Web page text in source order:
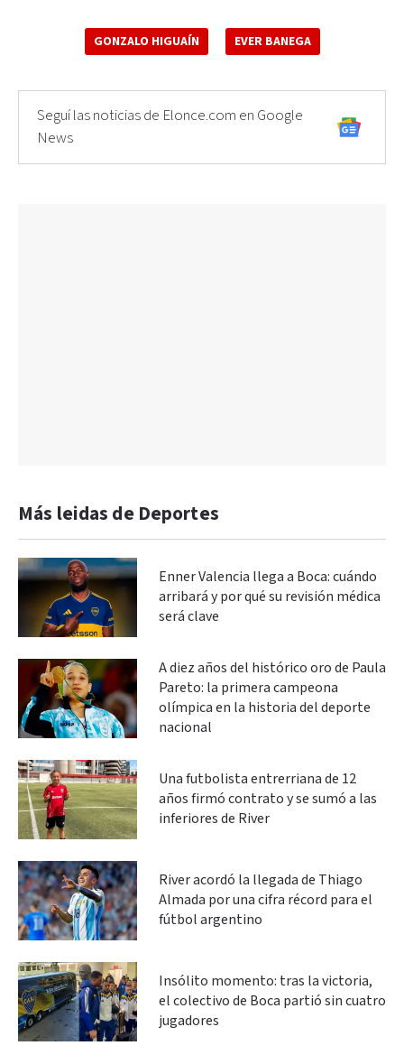
GONZALO HIGUAÍN EVER BANEGA
Seguí las noticias de Elonce.com en Google
News
Más leidas de Deportes
Enner Valencia llega a Boca: cuándo
arribará y por qué su revisión médica
será clave
A diez años del histórico oro de Paula
Pareto: la primera campeona
olímpica en la historia del deporte
nacional
Una futbolista entrerriana de 12
años firmó contrato y se sumó a las
inferiores de River
River acordó la llegada de Thiago
Almada por una cifra récord para el
fútbol argentino
Insólito momento: tras la victoria,
el colectivo de Boca partió sin cuatro
jugadores